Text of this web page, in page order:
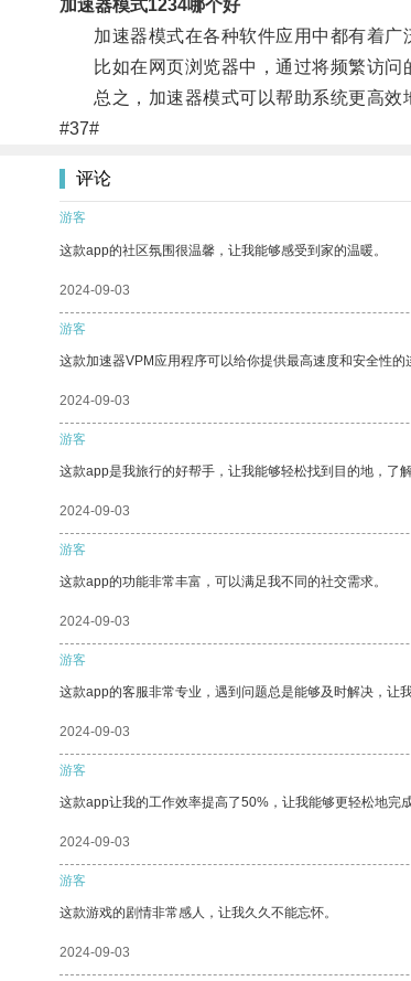
加速器模式1234哪个好
加速器模式在各种软件应用中都有着广
比如在网页浏览器中，通过将频繁访问
总之，加速器模式可以帮助系统更高效
#37#
评论
游客
这款app的社区氛围很温馨，让我能够感受到家的温暖。
2024-09-03
游客
这款加速器VPM应用程序可以给你提供最高速度和安全性的
2024-09-03
游客
这款app是我旅行的好帮手，让我能够轻松找到目的地，了
2024-09-03
游客
这款app的功能非常丰富，可以满足我不同的社交需求。
2024-09-03
游客
这款app的客服非常专业，遇到问题总是能够及时解决，让
2024-09-03
游客
这款app让我的工作效率提高了50%，让我能够更轻松地完
2024-09-03
游客
这款游戏的剧情非常感人，让我久久不能忘怀。
2024-09-03